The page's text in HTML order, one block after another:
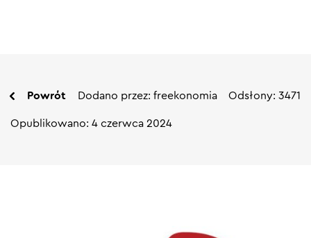
Powrót Dodano przez: freekonomia Odsłony: 3471
Opublikowano: 4 czerwca 2024